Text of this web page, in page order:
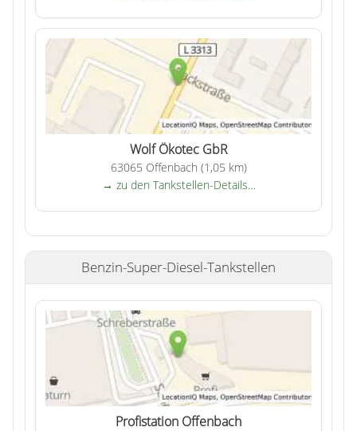
Wolf Ökotec GbR
63065 Offenbach (1,05 km)
→ zu den Tankstellen-Details…
Benzin-Super-Diesel-Tankstellen
Profistation Offenbach